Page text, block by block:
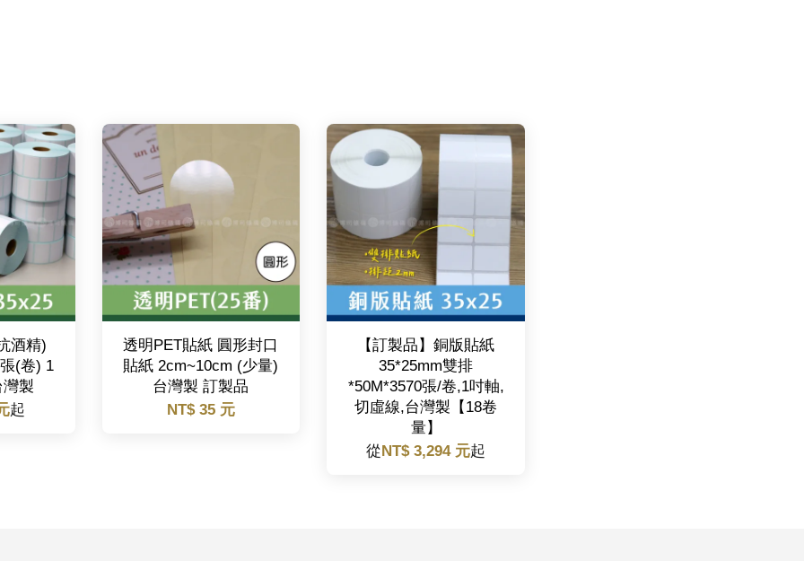
酒精)
(卷) 1
製
起
透明PET貼紙 圓形封口
貼紙 2cm~10cm (少量)
台灣製 訂製品
NT$ 35 元
【訂製品】銅版貼紙
35*25mm雙排
*50M*3570張/卷,1吋軸,
切虛線,台灣製【18卷
量】
從NT$ 3,294 元起